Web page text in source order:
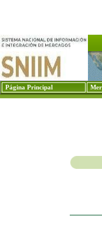
Página Principal